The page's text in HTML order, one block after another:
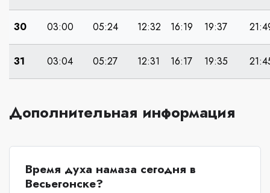
30 03:00 05:24 12:32 16:19 19:37
31 03:04 05:27 12:31 16:17 19:35
Дополнительная информация
Время духа намаза сегодня в
Весьегонске?